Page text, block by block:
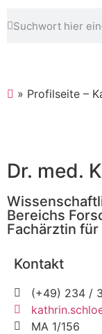
» Profilseite –
Dr. med.
Bereichs
Fachärztin
Kontakt
(+49) 234 /
MA 1/156